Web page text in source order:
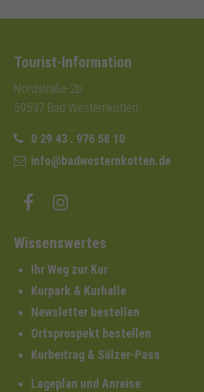
Tourist-Information
Nordstraße 2b
59597 Bad Westernkotten
0 29 43 . 976 58 10
info@badwesternkotten.de
Wissenswertes
Ihr Weg zur Kur
Kurpark & Kurhalle
Newsletter bestellen
Ortsprospekt bestellen
Kurbeitrag & Sälzer-Pass
Lageplan und Anreise